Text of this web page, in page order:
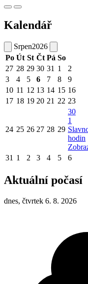
Kalendář
Srpen2026
Po Út St Čt Pá So
27 28 29 30 31 1
2
3
4 5 6 7 8
9
10 11 12 13 14 15 16
17 18 19 20 21 22 23
24 25 26 27 28 29
30
1
hodin
31 1 2 3 4 5 6
Aktuální počasí
dnes, čtvrtek 6. 8. 2026